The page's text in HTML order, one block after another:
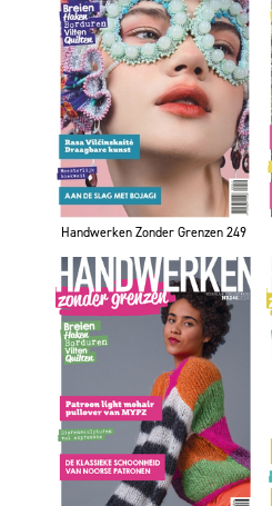
Handwerken Zonder Grenzen 249